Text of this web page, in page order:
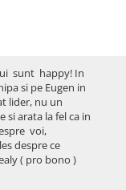
sunt happy! In
si pe Eugen in
lider, nu un
si arata la fel ca in
voi,
despre ce
( pro bono )